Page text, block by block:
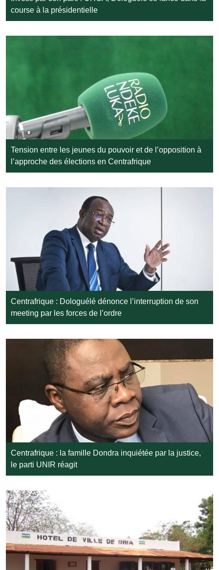
course à la présidentielle
Tension entre les jeunes du pouvoir et de l’opposition à
l’approche des élections en Centrafrique
Centrafrique : Dologuélé dénonce l’interruption de son
meeting par les forces de l’ordre
Centrafrique : la famille Dondra inquiétée par la justice,
le parti UNIR réagit